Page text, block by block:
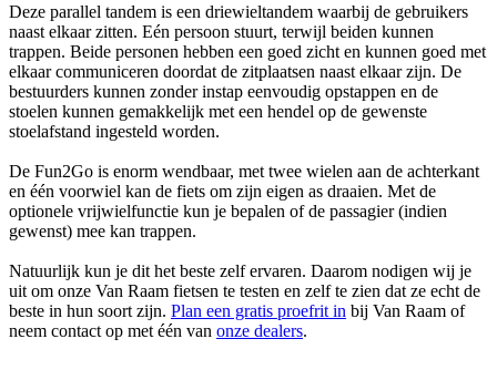
Deze parallel tandem is een driewieltandem waarbij de gebruikers
naast elkaar zitten. Eén persoon stuurt, terwijl beiden kunnen
trappen. Beide personen hebben een goed zicht en kunnen goed met
elkaar communiceren doordat de zitplaatsen naast elkaar zijn. De
bestuurders kunnen zonder instap eenvoudig opstappen en de
stoelen kunnen gemakkelijk met een hendel op de gewenste
stoelafstand ingesteld worden.
De Fun2Go is enorm wendbaar, met twee wielen aan de achterkant
en één voorwiel kan de fiets om zijn eigen as draaien. Met de
optionele vrijwielfunctie kun je bepalen of de passagier (indien
gewenst) mee kan trappen.
Natuurlijk kun je dit het beste zelf ervaren. Daarom nodigen wij je
uit om onze Van Raam fietsen te testen en zelf te zien dat ze echt de
beste in hun soort zijn. Plan een gratis proefrit in bij Van Raam of
neem contact op met één van onze dealers.